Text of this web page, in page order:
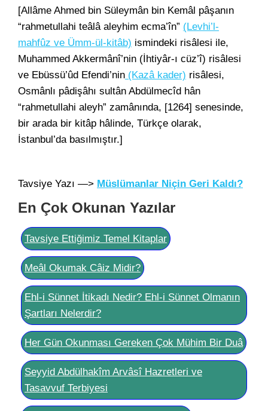
[Allâme Ahmed bin Süleymân bin Kemâl pâşanın
“rahmetullahi teâlâ aleyhim ecma’în” (Levhi’l-
mahfûz ve Ümm-ül-kitâb) ismindeki risâlesi ile,
Muhammed Akkermânî’nin (İhtiyâr-ı cüz’î) risâlesi
ve Ebüssü’ûd Efendi’nin (Kazâ kader) risâlesi,
Osmânlı pâdişâhı sultân Abdülmecîd hân
“rahmetullahi aleyh” zamânında, [1264] senesinde,
bir arada bir kitâp hâlinde, Türkçe olarak,
İstanbul’da basılmıştır.]
Tavsiye Yazı —> Müslümanlar Niçin Geri Kaldı?
En Çok Okunan Yazılar
Tavsiye Ettiğimiz Temel Kitaplar
Meâl Okumak Câiz Midir?
Ehl-i Sünnet İtikadı Nedir? Ehl-i Sünnet Olmanın
Şartları Nelerdir?
Her Gün Okunması Gereken Çok Mühim Bir Duâ
Seyyid Abdülhakîm Arvâsî Hazretleri ve
Tasavvuf Terbiyesi